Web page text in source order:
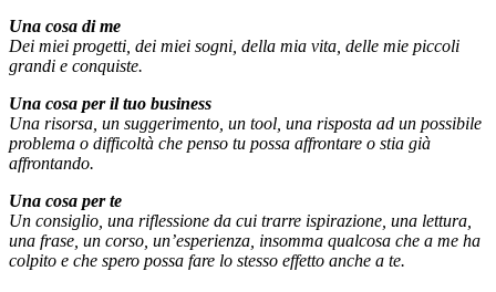
Una cosa di me
Dei miei progetti, dei miei sogni, della mia vita, delle mie piccoli
grandi e conquiste.
Una cosa per il tuo business
Una risorsa, un suggerimento, un tool, una risposta ad un possibile
problema o difficoltà che penso tu possa affrontare o stia già
affrontando.
Una cosa per te
Un consiglio, una riflessione da cui trarre ispirazione, una lettura,
una frase, un corso, un’esperienza, insomma qualcosa che a me ha
colpito e che spero possa fare lo stesso effetto anche a te.